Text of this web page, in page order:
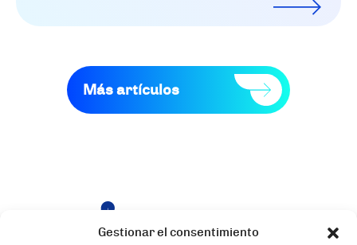
Gestionar el consentimiento
Más artículos